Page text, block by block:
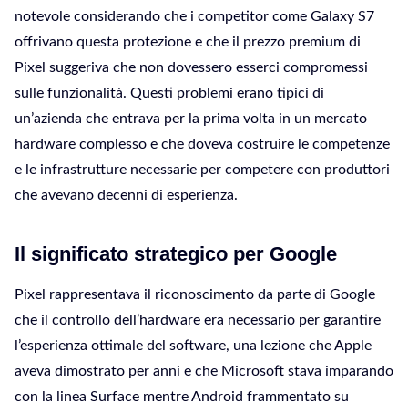
notevole considerando che i competitor come Galaxy S7
offrivano questa protezione e che il prezzo premium di
Pixel suggeriva che non dovessero esserci compromessi
sulle funzionalità. Questi problemi erano tipici di
un’azienda che entrava per la prima volta in un mercato
hardware complesso e che doveva costruire le competenze
e le infrastrutture necessarie per competere con produttori
che avevano decenni di esperienza.
Il significato strategico per Google
Pixel rappresentava il riconoscimento da parte di Google
che il controllo dell’hardware era necessario per garantire
l’esperienza ottimale del software, una lezione che Apple
aveva dimostrato per anni e che Microsoft stava imparando
con la linea Surface mentre Android frammentato su